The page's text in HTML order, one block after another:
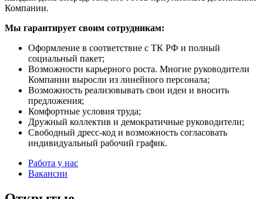
Компании.
Мы гарантирует своим сотрудникам:
Оформление в соответствие с ТК РФ и полный
социальный пакет;
Возможности карьерного роста. Многие руководители
Компании выросли из линейного персонала;
Возможность реализовывать свои идеи и вносить
предложения;
Комфортные условия труда;
Дружный коллектив и демократичные руководители;
Свободный дресс-код и возможность согласовать
индивидуальный рабочий график.
Работа у нас
Вакансии